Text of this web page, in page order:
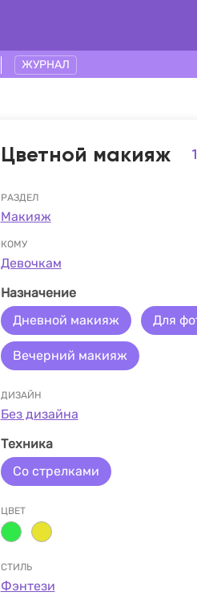
ЖУРНАЛ
Цветной макияж
РАЗДЕЛ
Макияж
КОМУ
Девочкам
Назначение
Дневной макияж
Для
Вечерний макияж
ДИЗАЙН
Без дизайна
Техника
Со стрелками
ЦВЕТ
СТИЛЬ
Фэнтези